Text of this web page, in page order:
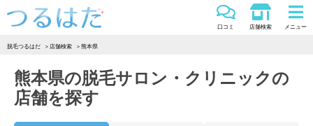
口コミ 店舗検索 メニュー
脱毛つるはだ 店舗検索 熊本県
熊本県の脱毛サロン・クリニックの
店舗を探す